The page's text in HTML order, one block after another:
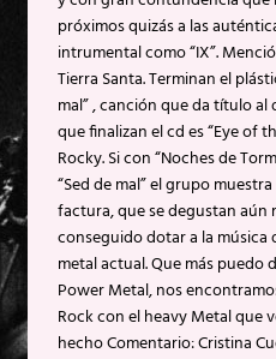
próximos quizás a las
intrumental como “IX”.
Tierra Santa. Terminan el
mal” , canción que da título
que finalizan el cd es “Eye of
Rocky. Si con “Noches de
“Sed de mal” el grupo
factura, que se degustan aún
conseguido dotar a la música
metal actual. Que más
Power Metal, nos
Rock con el heavy Metal que
hecho Comentario: Cristina